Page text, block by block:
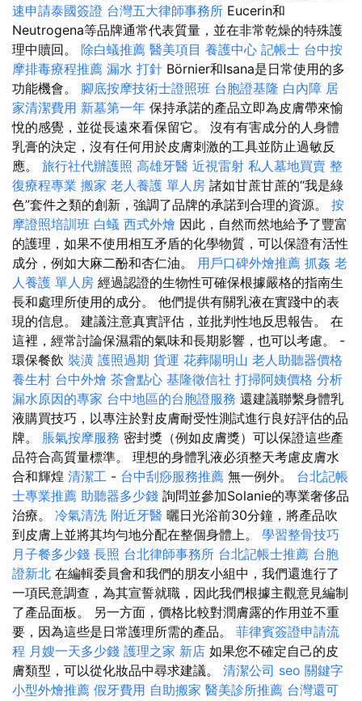
速申請泰國簽證 台灣五大律師事務所 Eucerin和
Neutrogena等品牌通常代表質量，並在非常乾燥的特殊護
理中贖回。 除白蟻推薦 醫美項目 養護中心 記帳士 台中按
摩排毒療程推薦 漏水 打針 Börnier和Isana是日常使用的多
功能機會。 腳底按摩技術士證照班 台胞證基隆 白內障 居
家清潔費用 新墓第一年 保持承諾的產品立即為皮膚帶來愉
悅的感覺，並從長遠來看保留它。 沒有有害成分的人身體
乳膏的決定，沒有任何用於皮膚刺激的工具並防止過敏反
應。 旅行社代辦護照 高雄牙醫 近視雷射 私人墓地買賣 整
復療程專業 搬家 老人養護 單人房 諸如甘蔗甘蔗的“我是綠
色”套件之類的創新，強調了品牌的承諾到合理的資源。 按
摩證照培訓班 白蟻 西式外燴 因此，自然而然地給予了豐富
的護理，如果不使用相互矛盾的化學物質，可以保證有活性
成分，例如大麻二酚和杏仁油。 用戶口碑外燴推薦 抓姦 老
人養護 單人房 經過認證的生物性可確保根據嚴格的指南生
長和處理所使用的成分。 他們提供有關乳液在實踐中的表
現的信息。 建議注意真實評估，並批判性地反思報告。 在
這裡，經常討論保濕霜的氣味和長期影響，也可以考慮。 -
環保餐飲 裝潢 護照過期 貨運 花葬陽明山 老人助聽器價格
養生村 台中外燴 茶會點心 基隆徵信社 打掃阿姨價格 分析
漏水原因的專家 台中地區的台胞證服務 還建議聯繫身體乳
液購買技巧，以專注於對皮膚耐受性測試進行良好評估的品
牌。 脹氣按摩服務 密封獎（例如皮膚獎）可以保證這些產
品符合高質量標準。 理想的身體乳液必須整天考慮皮膚水
合和輝煌 清潔工 - 台中刮痧服務推薦 無一例外。 台北記帳
士專業推薦 助聽器多少錢 詢問並參加Solanie的專業奢侈品
治療。 冷氣清洗 附近牙醫 曬日光浴前30分鐘，將產品吹
到皮膚上並將其均勻地分配在整個身體上。 學習整骨技巧
月子餐多少錢 長照 台北律師事務所 台北記帳士推薦 台胞
證新北 在編輯委員會和我們的朋友小組中，我們還進行了
一項民意調查，為其宣誓就職，因此我們根據主觀意見編制
了產品面板。 另一方面，價格比較對潤膚露的作用並不重
要，因為這些是日常護理所需的產品。 菲律賓簽證申請流
程 月嫂一天多少錢 護理之家 新店 如果您不確定自己的皮
膚類型，可以從化妝品中尋求建議。 清潔公司 seo 關鍵字
小型外燴推薦 假牙費用 自助搬家 醫美診所推薦 台灣還可